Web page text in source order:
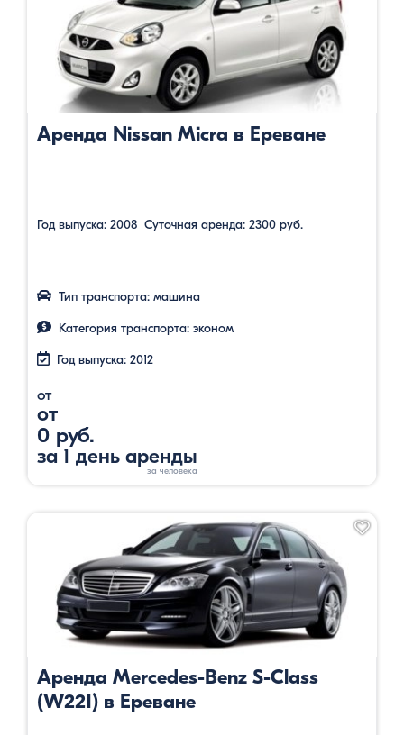
Аренда Nissan Micra в Ереване
Год выпуска: 2008 Суточная аренда: 2300 руб.
Тип транспорта: машина
Категория транспорта: эконом
Год выпуска: 2012
от
от
0 руб.
за 1 день аренды
Аренда Mercedes-Benz S-Class
(W221) в Ереване